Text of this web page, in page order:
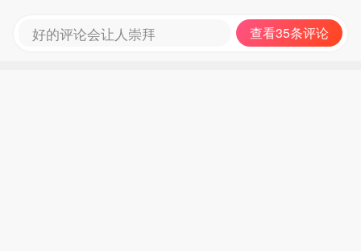
好的评论会让人崇拜 查看35条评论